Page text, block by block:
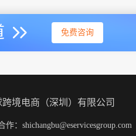
免费咨询
跨境电商（深圳）有限公司
作：shichangbu@eservicesgroup.com